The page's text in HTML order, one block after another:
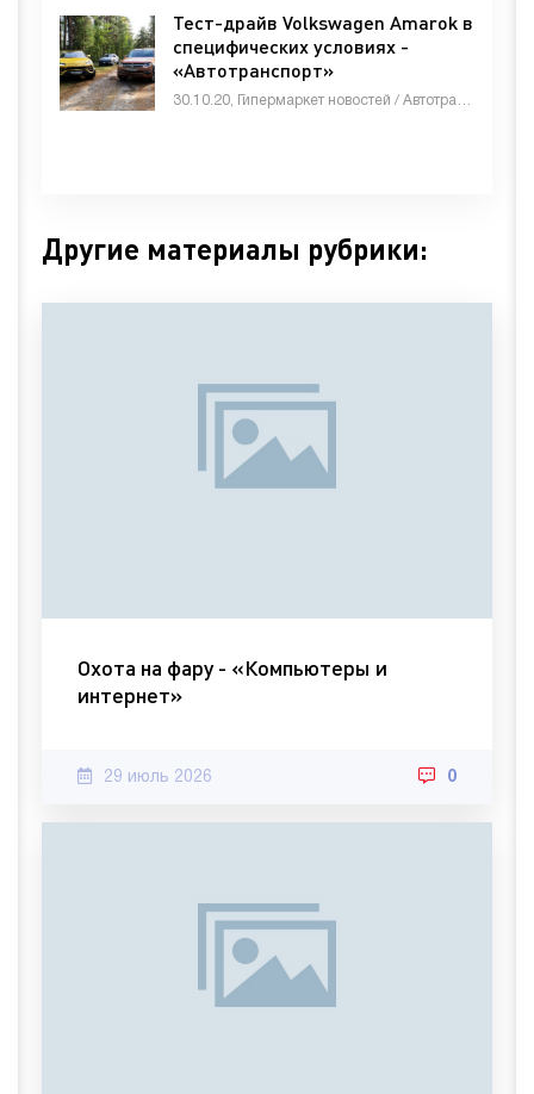
Тест-драйв Volkswagen Amarok в
специфических условиях -
«Автотранспорт»
Другие материалы рубрики:
Охота на фару - «Компьютеры и
интернет»
29 июль 2026 0